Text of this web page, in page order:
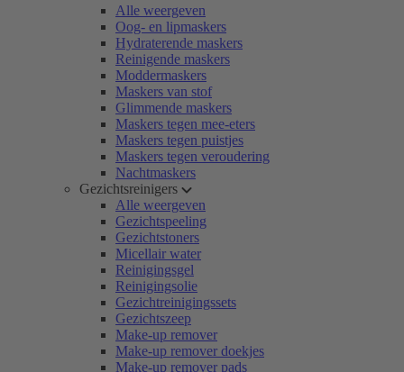
Alle weergeven
Oog- en lipmaskers
Hydraterende maskers
Reinigende maskers
Moddermaskers
Maskers van stof
Glimmende maskers
Maskers tegen mee-eters
Maskers tegen puistjes
Maskers tegen veroudering
Nachtmaskers
Gezichtsreinigers
Alle weergeven
Gezichtspeeling
Gezichtstoners
Micellair water
Reinigingsgel
Reinigingsolie
Gezichtreinigingssets
Gezichtszeep
Make-up remover
Make-up remover doekjes
Make-up remover pads